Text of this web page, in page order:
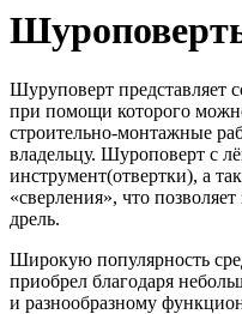
Шуруповерт представляет
при помощи которого
строительно-монтажные
владельцу. Шуроповерт с
инструмент(отвертки), а
«сверления», что
дрель.
Широкую популярность
приобрел благодаря
и разнообразному